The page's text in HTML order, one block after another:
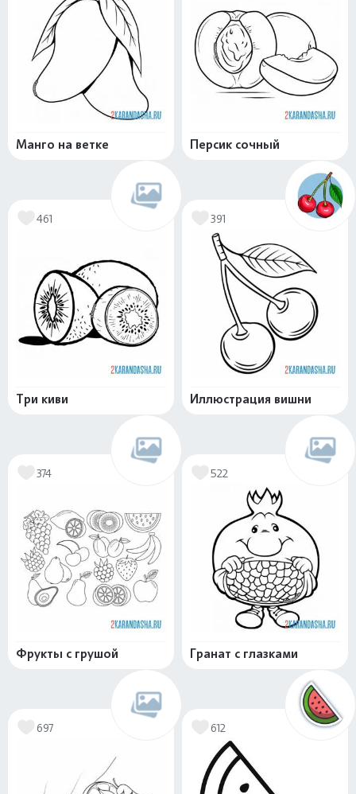
Манго на ветке Персик сочный
461
Три киви
391
Иллюстрация вишни
374
Фрукты с грушой
522
Гранат с глазками
697 612